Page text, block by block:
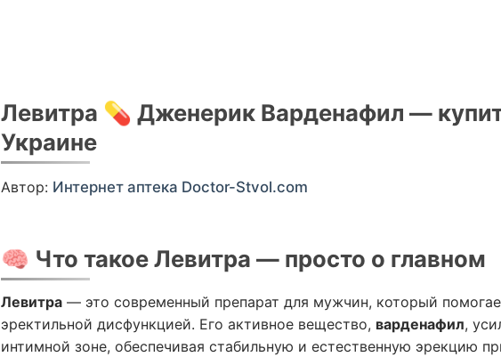
Левитра 💊 Дженерик Варденафил —
Украине
Автор: Интернет аптека Doctor-Stvol.com
🧠 Что такое Левитра — просто о главном
Левитра — это современный препарат для мужчин, который
эректильной дисфункцией. Его активное вещество, варденафил,
интимной зоне, обеспечивая стабильную и естественную эрекцию